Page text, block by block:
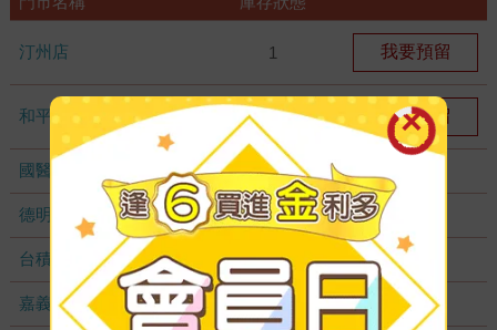
汀州店 1 我要預留
和平店 1 我要預留
國醫加盟店 無庫存
德明加盟店 無庫存
台積店 無庫存
嘉義耐斯店 無庫存